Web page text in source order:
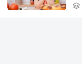
